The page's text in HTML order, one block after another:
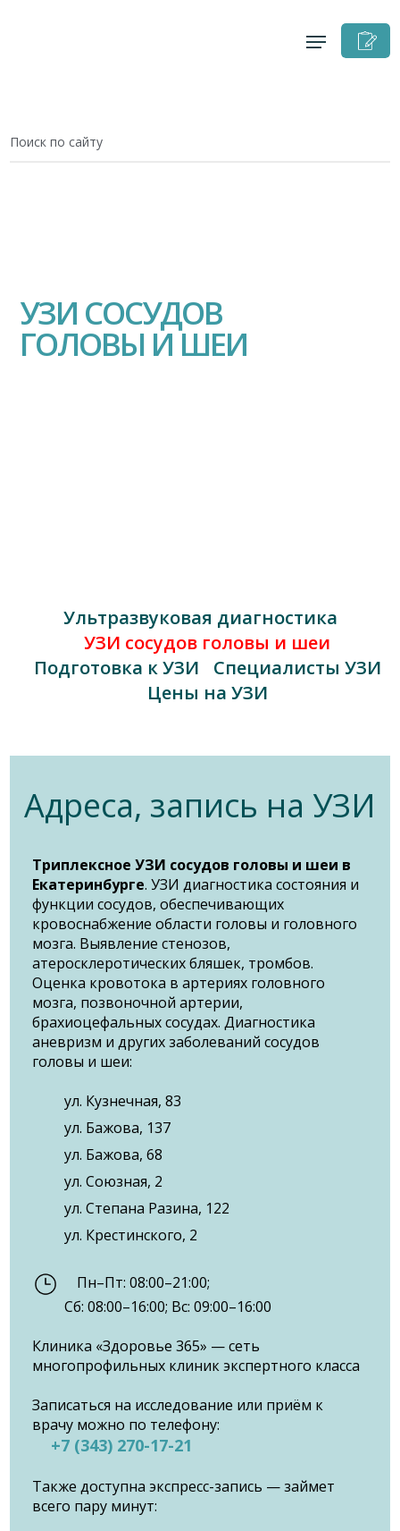
УЗИ СОСУДОВ
ГОЛОВЫ И ШЕИ
Ультразвуковая диагностика
УЗИ сосудов головы и шеи
Подготовка к УЗИ
Специалисты УЗИ
Цены на УЗИ
Адреса, запись на УЗИ
Триплексное УЗИ сосудов головы и шеи в
Екатеринбурге. УЗИ диагностика состояния и
функции сосудов, обеспечивающих
кровоснабжение области головы и головного
мозга. Выявление стенозов,
атеросклеротических бляшек, тромбов.
Оценка кровотока в артериях головного
мозга, позвоночной артерии,
брахиоцефальных сосудах. Диагностика
аневризм и других заболеваний сосудов
головы и шеи:
ул. Кузнечная, 83
ул. Бажова, 137
ул. Бажова, 68
ул. Союзная, 2
ул. Степана Разина, 122
ул. Крестинского, 2
Пн–Пт: 08:00–21:00;
Сб: 08:00–16:00; Вс: 09:00–16:00
Клиника «Здоровье 365» — сеть
многопрофильных клиник экспертного класса
Записаться на исследование или приём к
врачу можно по телефону:
+7 (343) 270-17-21
Также доступна экспресс-запись — займет
всего пару минут: